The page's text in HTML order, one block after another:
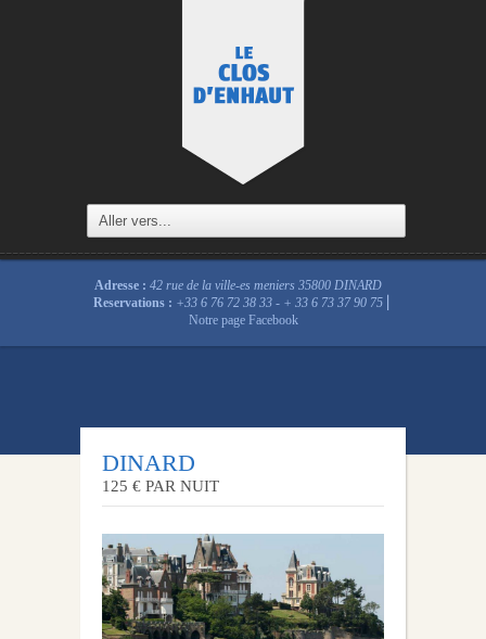
Adresse : 42 rue de la ville-es meniers 35800 DINARD
Reservations : +33 6 76 72 38 33 - + 33 6 73 37 90 75
Notre page Facebook
DINARD
125 € PAR NUIT